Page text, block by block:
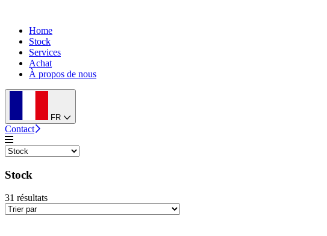
Home
Stock
Services
Achat
À propos de nous
FR
Contact
Stock
31 résultats